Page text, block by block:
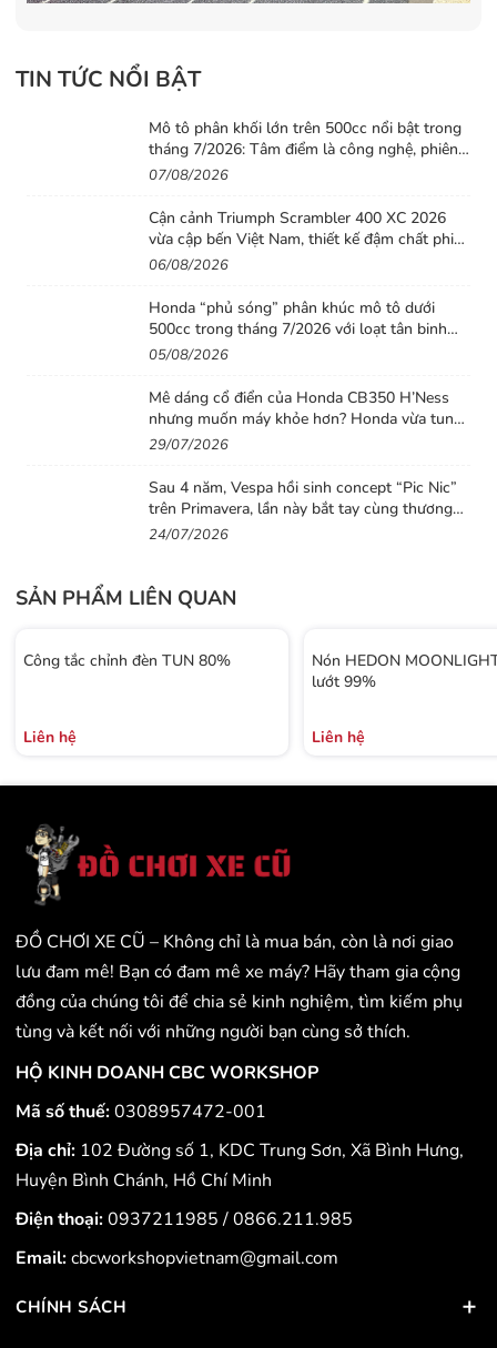
TIN TỨC NỔI BẬT
Mô tô phân khối lớn trên 500cc nổi bật trong
tháng 7/2026: Tâm điểm là công nghệ, phiên
bản giới hạn và những cấu hình “đỉnh”
07/08/2026
Cận cảnh Triumph Scrambler 400 XC 2026
vừa cập bến Việt Nam, thiết kế đậm chất phiêu
lưu cùng mức giá dễ tiếp cận
06/08/2026
Honda “phủ sóng” phân khúc mô tô dưới
500cc trong tháng 7/2026 với loạt tân binh
đáng chú ý
05/08/2026
Mê dáng cổ điển của Honda CB350 H’Ness
nhưng muốn máy khỏe hơn? Honda vừa tung
ra lời giải với CB500 mới
29/07/2026
Sau 4 năm, Vespa hồi sinh concept “Pic Nic”
trên Primavera, lần này bắt tay cùng thương
hiệu thời trang Gigi
24/07/2026
SẢN PHẨM LIÊN QUAN
Công tắc chỉnh đèn TUN 80%
Liên hệ
Nón HEDON
lướt 99%
Liên hệ
ĐỒ CHƠI XE CŨ – Không chỉ là mua bán, còn là nơi giao
lưu đam mê! Bạn có đam mê xe máy? Hãy tham gia cộng
đồng của chúng tôi để chia sẻ kinh nghiệm, tìm kiếm phụ
tùng và kết nối với những người bạn cùng sở thích.
HỘ KINH DOANH CBC WORKSHOP
Mã số thuế:0308957472-001
Địa chỉ: 102 Đường số 1, KDC Trung Sơn, Xã Bình Hưng,
Huyện Bình Chánh, Hồ Chí Minh
Điện thoại:0937211985/0866.211.985
Email:cbcworkshopvietnam@gmail.com
CHÍNH SÁCH